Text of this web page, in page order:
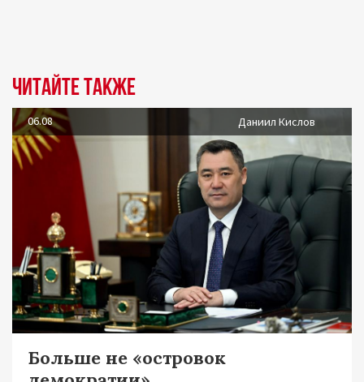
Читайте также
06.08 Даниил Кислов
Больше не «островок